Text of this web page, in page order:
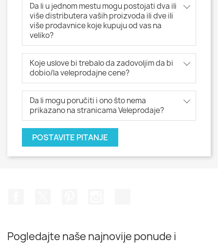
Da li u jednom mestu mogu postojati dva ili
više distributera vaših proizvoda ili dve ili
više prodavnice koje kupuju od vas na
veliko?
Koje uslove bi trebalo da zadovoljim da bi
dobio/la veleprodajne cene?
Da li mogu poručiti i ono što nema
prikazano na stranicama Veleprodaje?
POSTAVITE PITANJE
Pogledajte naše najnovije ponude i